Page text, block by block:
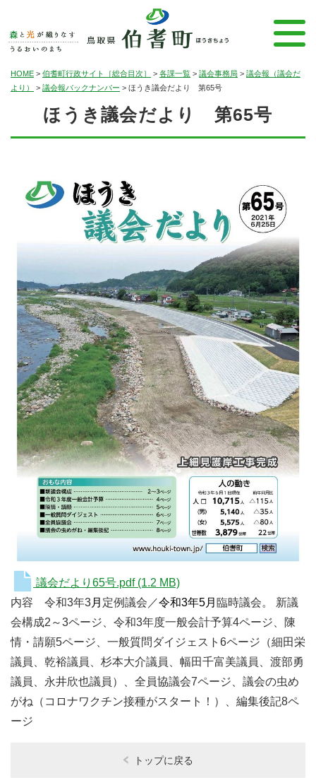
HOME > 伯耆町行政サイト［総合目次］ > 各課一覧 > 議会事務局 > 議会報（議会だ
より）
> 議会報バックナンバー > ほうき議会だより 第65号
ほうき議会だより 第65号
議会だより65号.pdf (1.2 MB)
内容 令和3年3月 定例議会／令和3年5月 臨時議会。
新議
会構成2 ～3ページ、令和3年度一般会計予算4ページ、陳
情・請願5ページ、一般質問ダイジェスト 6ページ（細田栄
議員、乾裕議員、杉本大介議員、幅田千富美議員、渡部勇
議員、永井欣也議員）、全員協議会7ページ、議会の虫め
がね（コロナワクチン接種がスタート！）、編集後記8ペ
ージ
トップに戻る